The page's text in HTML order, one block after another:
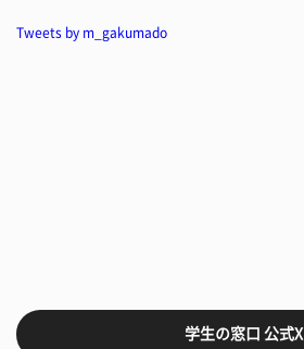
Tweets by m_gakumado
学生の窓口 公式X